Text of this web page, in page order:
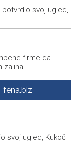
potvrdio svoj ugled,
firme da
zaliha
staza 'Krajiška
kolovoza donosi
južnom Libanu
fena.biz
svoj ugled, Kukoč